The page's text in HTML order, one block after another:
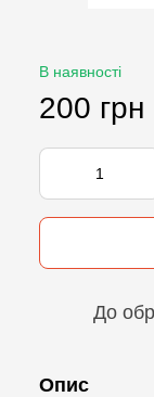
В наявності
200 грн
До
Опис